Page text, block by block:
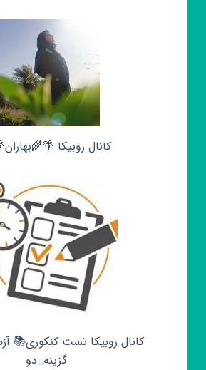
کانال روبیکا
کانال روبیکا تست کنکوری📚
گزینه_دو